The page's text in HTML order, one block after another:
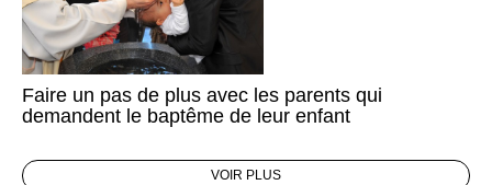
Faire un pas de plus avec les parents qui
demandent le baptême de leur enfant
VOIR PLUS